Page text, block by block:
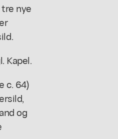
nye
Kapel.
c. 64)
og